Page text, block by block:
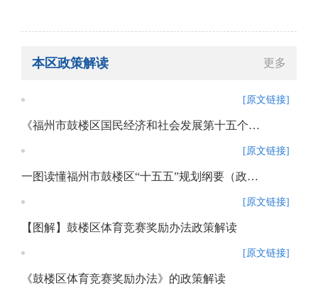
本区政策解读 更多
[原文链接]
《福州市鼓楼区国民经济和社会发展第十五个五年规划纲要》政策解读
[原文链接]
一图读懂福州市鼓楼区“十五五”规划纲要（政策解读）
[原文链接]
【图解】鼓楼区体育竞赛奖励办法政策解读
[原文链接]
《鼓楼区体育竞赛奖励办法》的政策解读